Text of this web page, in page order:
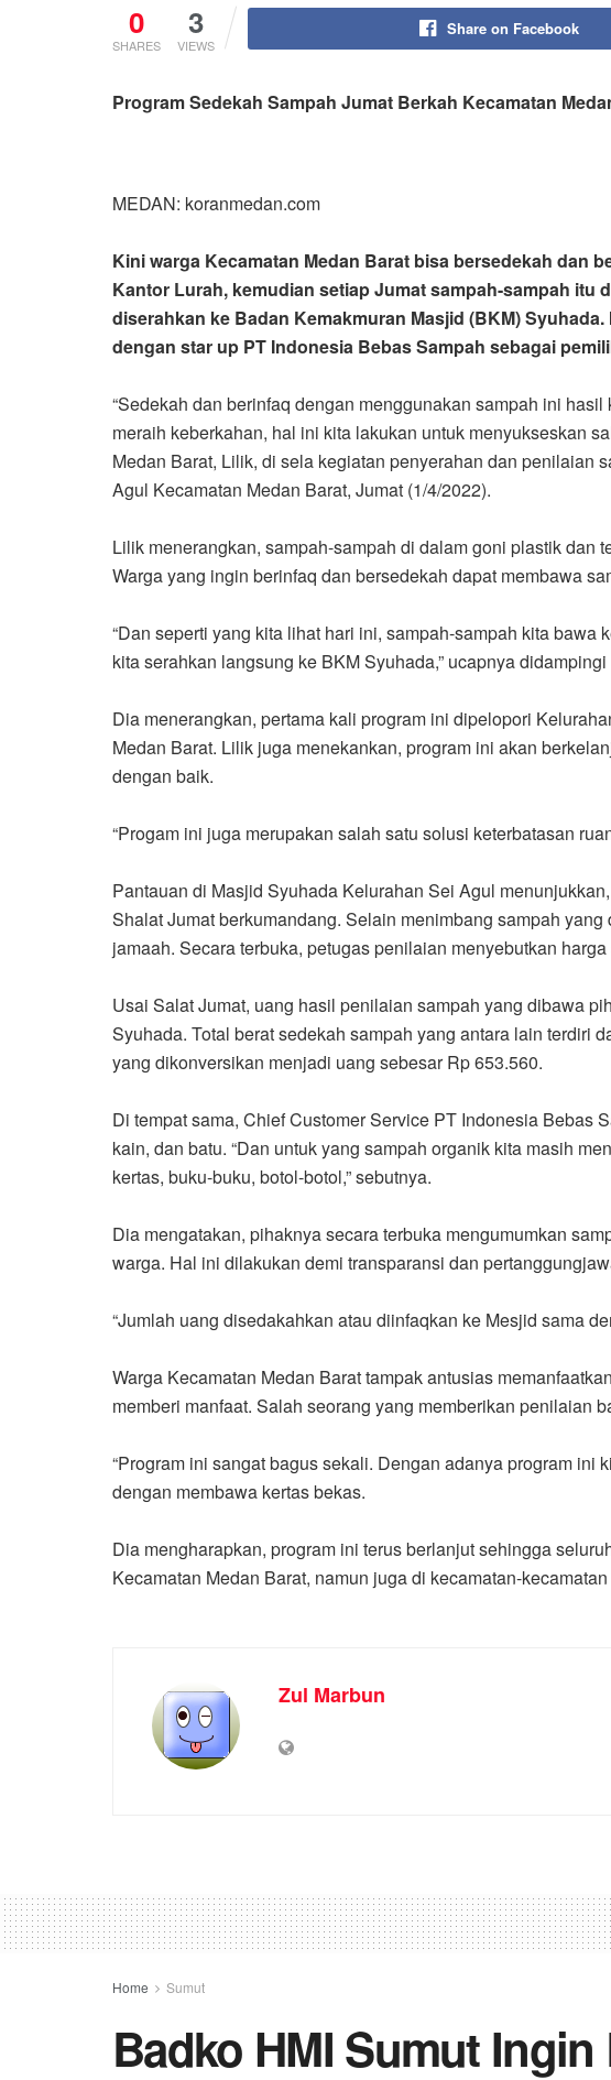
0
SHARES
3
VIEWS
Share on Facebook
Program Sedekah Sampah Jumat Berkah Kecamatan
MEDAN: koranmedan.com
Kini warga Kecamatan Medan Barat bisa bersedekah dan
Kantor Lurah, kemudian setiap Jumat sampah-sampah
diserahkan ke Badan Kemakmuran Masjid (BKM)
dengan star up PT Indonesia Bebas Sampah sebagai
“Sedekah dan berinfaq dengan menggunakan sampah ini
meraih keberkahan, hal ini kita lakukan untuk menyukseskan
Medan Barat, Lilik, di sela kegiatan penyerahan dan
Agul Kecamatan Medan Barat, Jumat (1/4/2022).
Lilik menerangkan, sampah-sampah di dalam goni plastik
Warga yang ingin berinfaq dan bersedekah dapat membawa
“Dan seperti yang kita lihat hari ini, sampah-sampah kita
kita serahkan langsung ke BKM Syuhada,” ucapnya
Dia menerangkan, pertama kali program ini dipelopori
Medan Barat. Lilik juga menekankan, program ini akan
dengan baik.
“Progam ini juga merupakan salah satu solusi keterbatasan
Pantauan di Masjid Syuhada Kelurahan Sei Agul
Shalat Jumat berkumandang. Selain menimbang sampah
jamaah. Secara terbuka, petugas penilaian menyebutkan
Usai Salat Jumat, uang hasil penilaian sampah yang dibawa
Syuhada. Total berat sedekah sampah yang antara lain terdiri
yang dikonversikan menjadi uang sebesar Rp 653.560.
Di tempat sama, Chief Customer Service PT Indonesia Bebas
kain, dan batu. “Dan untuk yang sampah organik kita masih
kertas, buku-buku, botol-botol,” sebutnya.
Dia mengatakan, pihaknya secara terbuka mengumumkan
warga. Hal ini dilakukan demi transparansi dan
“Jumlah uang disedakahkan atau diinfaqkan ke Mesjid sama
Warga Kecamatan Medan Barat tampak antusias
memberi manfaat. Salah seorang yang memberikan penilaian
“Program ini sangat bagus sekali. Dengan adanya program
dengan membawa kertas bekas.
Dia mengharapkan, program ini terus berlanjut sehingga
Kecamatan Medan Barat, namun juga di kecamatan-
Zul Marbun
Home Sumut
Badko HMI Sumut